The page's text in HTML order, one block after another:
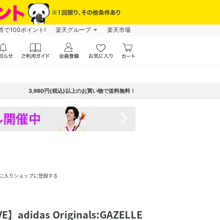
で100ポイント! 楽天グループ 楽天市場
3,980円(税込)以上のお買い物で送料無料！
入りショップに登録する
】adidas Originals:GAZELLE